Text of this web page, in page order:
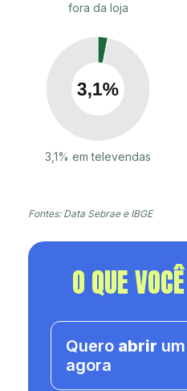
fora da loja
3,1% em televendas
Fontes: Data Sebrae e IBGE
O QUE
Quero abrir
agora